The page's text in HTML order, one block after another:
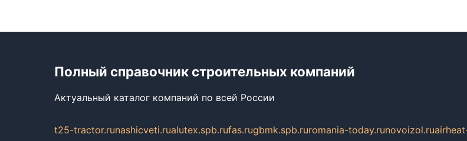
Полный справочник строительных компаний
Актуальный каталог компаний по всей России
t25-tractor.runashicveti.rualutex.spb.rufas.rugbmk.spb.ruromania-today.runovoizol.ru